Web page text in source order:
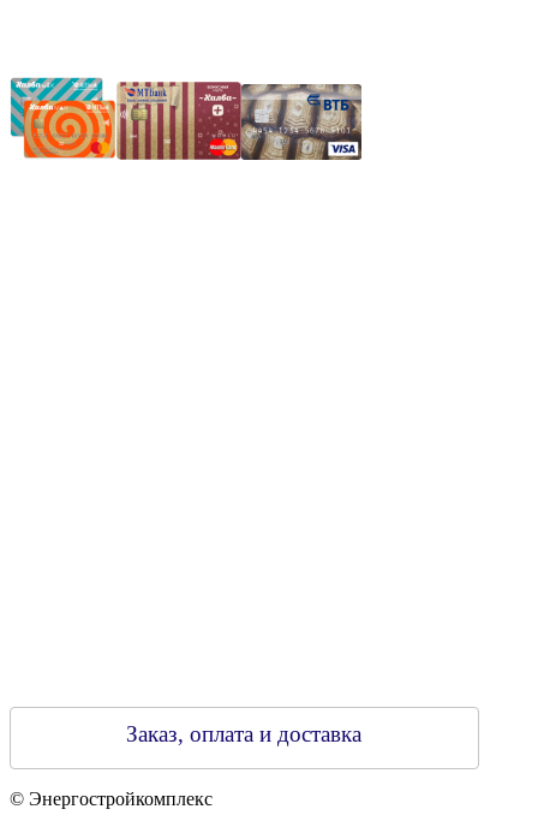
Заказ, оплата и доставка
© Энергостройкомплекс